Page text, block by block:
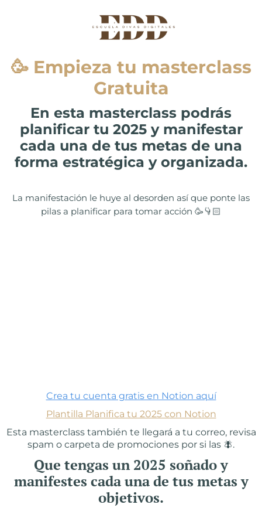
🥳 Empieza tu masterclass
Gratuita
En esta masterclass podrás
planificar tu 2025 y manifestar
cada una de tus metas de una
forma estratégica y organizada.
La manifestación le huye al desorden así que ponte las
pilas a planificar para tomar acción 🥳👇🏻
Crea tu cuenta gratis en Notion aquí
Plantilla Planifica tu 2025 con Notion
Esta masterclass también te llegará a tu correo, revisa
spam o carpeta de promociones por si las 🪰.
Que tengas un 2025 soñado y
manifestes cada una de tus metas y
objetivos.